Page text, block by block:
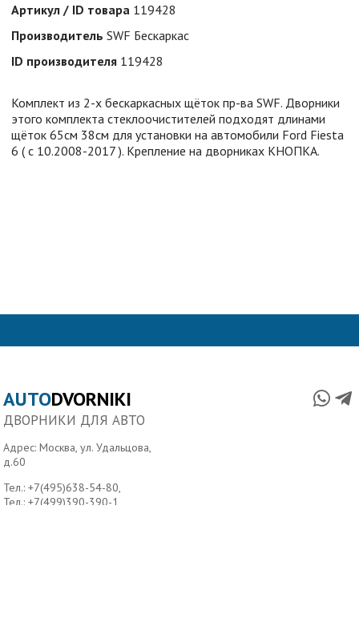
Артикул / ID товара 119428
Производитель SWF Бескаркас
ID производителя 119428
Комплект из 2-х бескаркасных щёток пр-ва SWF. Дворники
этого комплекта стеклоочистителей подходят длинами
щёток 65см 38см для установки на автомобили Ford Fiesta
6 ( с 10.2008-2017 ). Крепление на дворниках КНОПКА.
AUTODVORNIKI
ДВОРНИКИ ДЛЯ АВТО
Адрес: Москва, ул. Удальцова,
д.60
Тел.:+7(495)638-54-80
Тел.:+7(499)390-390-1